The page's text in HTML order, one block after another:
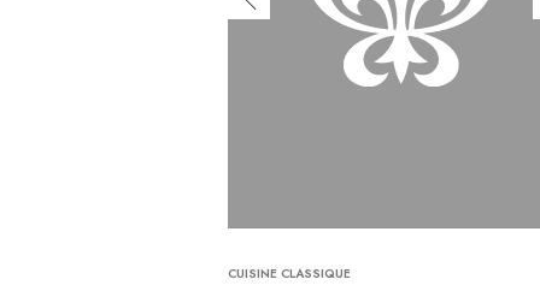
CUISINE CLASSIQUE